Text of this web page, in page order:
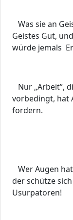
Was sie an
Geistes Gut,
würde jemals
Nur „Arbeit”,
vorbedingt, hat
fordern.
Wer Augen
der schütze
Usurpatoren!